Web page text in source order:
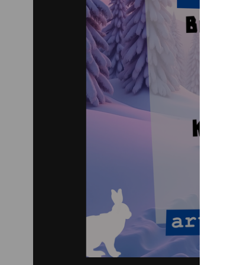
www.soundcloud.com/juni-cologne
www.soundcloud.com/klarabelldj
www.soundcloud.com/moloco-2024
www.soundcloud.com/liho
www.soundcloud.com/bergwacht
www.facebook.com/bergwacht.sound
www.instagram.com/bergwacht_cologne